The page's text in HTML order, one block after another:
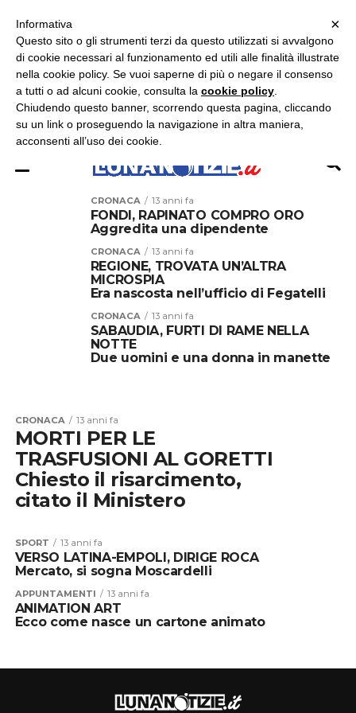
ASCOLTA RADIO LUNA
CRONACA 13 anni fa
FONDI, RAPINATO COMPRO ORO
Aggredita una dipendente
CRONACA 13 anni fa
REGIONE, TROVATA UN’ALTRA
MICROSPIA
Era nascosta nell’ufficio di Fegatelli
CRONACA 13 anni fa
SABAUDIA, FURTI DI RAME NELLA
NOTTE
Due uomini e una donna in manette
CRONACA 13 anni fa
MORTI PER LE
TRASFUSIONI AL GORETTI
Chiesto il risarcimento,
citato il Ministero
SPORT 13 anni fa
VERSO LATINA-EMPOLI, DIRIGE ROCA
Mercato, si sogna Moscardelli
APPUNTAMENTI 13 anni fa
ANIMATION ART
Ecco come nasce un cartone animato
×
×
Informativa
Questo sito o gli strumenti terzi da questo utilizzati si avvalgono
di cookie necessari al funzionamento ed utili alle finalità illustrate
nella cookie policy. Se vuoi saperne di più o negare il consenso
a tutti o ad alcuni cookie, consulta la cookie policy
Chiudendo questo banner, scorrendo questa pagina, cliccando
su un link o proseguendo la navigazione in altra maniera,
acconsenti all’uso dei cookie.